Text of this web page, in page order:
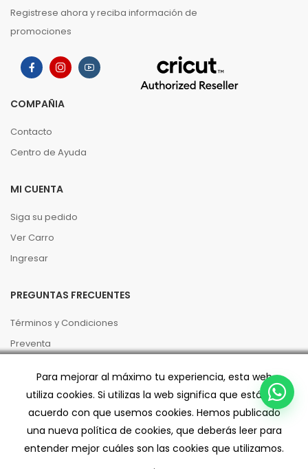
Registrese ahora y reciba información de
promociones
COMPAÑIA
Contacto
Centro de Ayuda
MI CUENTA
Siga su pedido
Ver Carro
Ingresar
PREGUNTAS FRECUENTES
Términos y Condiciones
Preventa
Código de buenas prácticas
Despacho/Retiro
Para mejorar al máximo tu experiencia, esta web
utiliza cookies. Si utilizas la web significa que estás de
acuerdo con que usemos cookies. Hemos publicado
una nueva política de cookies, que deberás leer para
entender mejor cuáles son las cookies que utilizamos.
.